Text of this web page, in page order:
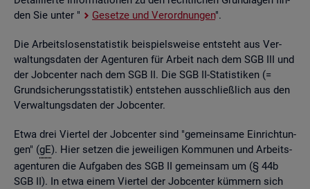
den Sie unter "
Ge­set­ze und Ver­ord­nun­gen".
Die Ar­beits­lo­sen­sta­tis­tik bei­spiels­wei­se ent­steht aus Ver­
wal­tungs­da­ten der Agen­tu­ren für Ar­beit nach dem SGB III und
der Job­cen­ter nach dem SGB II. Die SGB II-Sta­tis­ti­ken (=
Grund­si­che­rungs­sta­tis­tik) ent­ste­hen aus­schlie­ß­lich aus den
Ver­wal­tungs­da­ten der Job­cen­ter.
Etwa drei Vier­tel der Job­cen­ter sind "ge­mein­sa­me Ein­rich­tun­
gen" (gE). Hier set­zen die je­wei­li­gen Kom­mu­nen und Ar­beits­
agen­tu­ren die Auf­ga­ben des SGB II ge­mein­sam um (§ 44b
SGB II). In etwa einem Vier­tel der Job­cen­ter küm­mern sich